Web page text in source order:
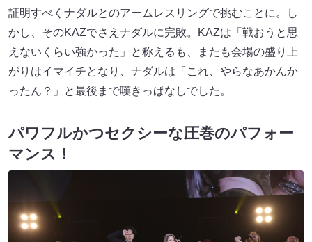
証明すべくナダルとのアームレスリングで挑むことに。し
かし、そのKAZでさえナダルに完敗。KAZは「戦おうと思
えないくらい強かった」と称えるも、またも会場の盛り上
がりはイマイチとなり、ナダルは「これ、やらなあかんか
ったん？」と最後まで嘆きっぱなしでした。
パワフルかつセクシーな圧巻のパフォー
マンス！